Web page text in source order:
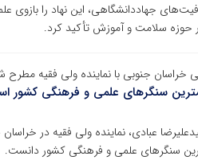
ظرفیت‌های جهاددانشگاهی، این نهاد را
سلامت و آموزش تأکید کرد.
خراسان جنوبی با نماینده ولی فقیه مطرح
سنگرهای علمی و فرهنگی کشور
عبادی، نماینده ولی فقیه در
سنگرهای علمی و فرهنگی کشور دانست.